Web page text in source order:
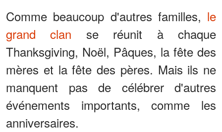
Comme beaucoup d'autres familles, le
grand clan se réunit à chaque
Thanksgiving, Noël, Pâques, la fête des
mères et la fête des pères. Mais ils ne
manquent pas de célébrer d'autres
événements importants, comme les
anniversaires.